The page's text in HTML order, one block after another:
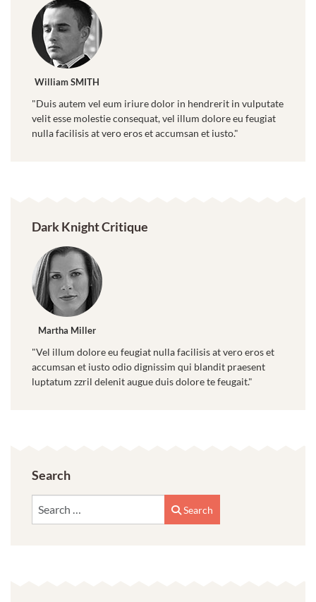
William SMITH
"Duis autem vel eum iriure dolor in hendrerit in vulputate
velit esse molestie consequat, vel illum dolore eu feugiat
nulla facilisis at vero eros et accumsan et iusto."
Dark Knight Critique
Martha Miller
"Vel illum dolore eu feugiat nulla facilisis at vero eros et
accumsan et iusto odio dignissim qui blandit praesent
luptatum zzril delenit augue duis dolore te feugait."
Search
Search